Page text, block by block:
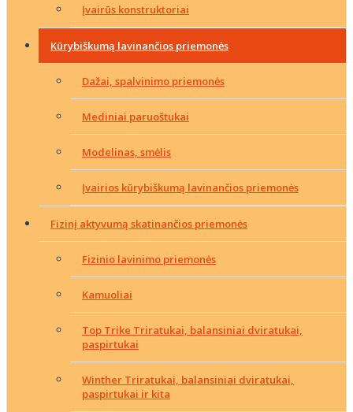
Įvairūs konstruktoriai
Kūrybiškumą lavinančios priemonės
Dažai, spalvinimo priemonės
Mediniai paruoštukai
Modelinas, smėlis
Įvairios kūrybiškumą lavinančios priemonės
Fizinį aktyvumą skatinančios priemonės
Fizinio lavinimo priemonės
Kamuoliai
Top Trike Triratukai, balansiniai dviratukai,
paspirtukai
Winther Triratukai, balansiniai dviratukai,
paspirtukai ir kita